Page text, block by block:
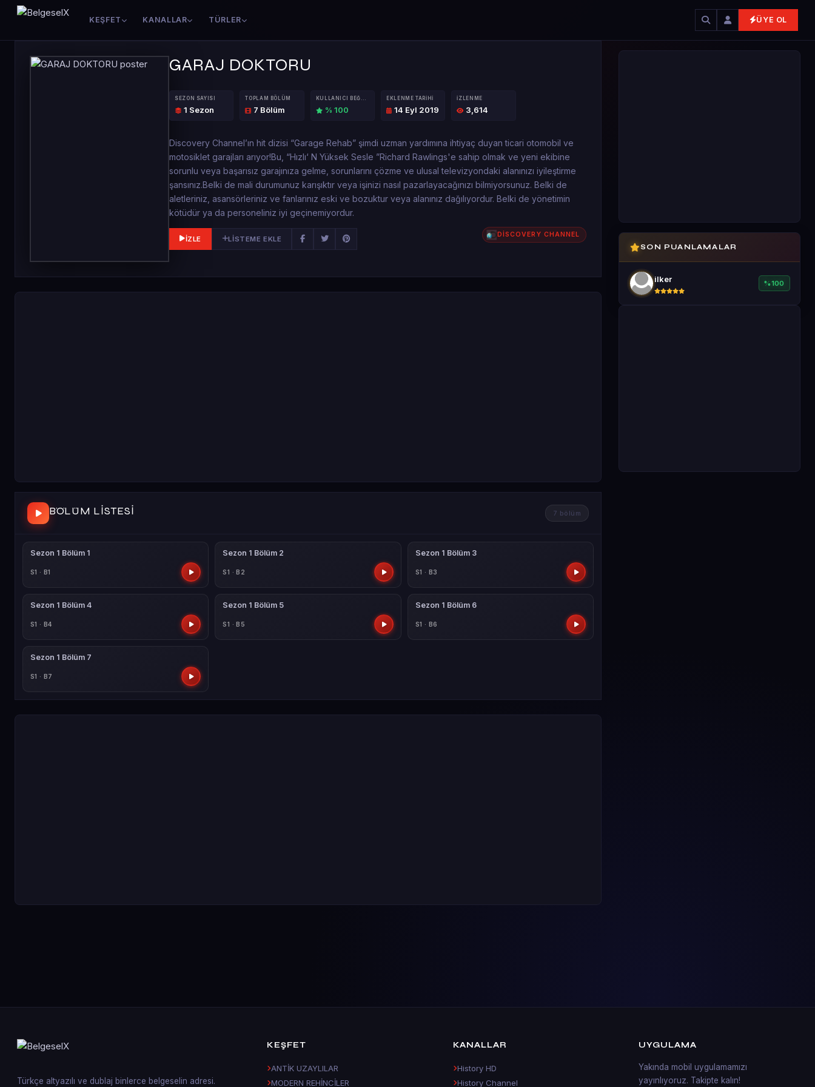
KEŞFET KANALLAR TÜRLER ÜYE OL
GARAJ DOKTORU
SEZON SAYISI
1 Sezon
TOPLAM BÖLÜM
7 Bölüm
KULLANICI BEĞENISI
% 100
EKLENME TARIHI
14 Eyl 2019
İZLENME
3,614
Discovery Channel’ın hit dizisi “Garage Rehab” şimdi uzman yardımına ihtiyaç duyan ticari otomobil ve
motosiklet garajları arıyor!Bu, “Hızlı‘ N Yüksek Sesle ”Richard Rawlings'e sahip olmak ve yeni ekibine
sorunlu veya başarısız garajınıza gelme, sorunlarını çözme ve ulusal televizyondaki alanınızı iyileştirme
şansınız.Belki de mali durumunuz karışıktır veya işinizi nasıl pazarlayacağınızı bilmiyorsunuz. Belki de
aletleriniz, asansörleriniz ve fanlarınız eski ve bozuktur veya alanınız dağılıyordur. Belki de yönetimin
kötüdür ya da personeliniz iyi geçinemiyordur.
İZLE LISTEME EKLE DİSCOVERY CHANNEL
BÖLÜM LISTESI 7 bölüm
Sezon 1 Bölüm 1
S1 · B1
Sezon 1 Bölüm 2
S1 · B2
Sezon 1 Bölüm 3
S1 · B3
Sezon 1 Bölüm 4
S1 · B4
Sezon 1 Bölüm 5
S1 · B5
Sezon 1 Bölüm 6
S1 · B6
Sezon 1 Bölüm 7
S1 · B7
SON PUANLAMALAR
ilker %100
Türkçe altyazılı ve dublaj binlerce belgeselin adresi.
KEŞFET
ANTİK UZAYLILAR
MODERN REHİNCİLER
KANALLAR
History HD
History Channel
UYGULAMA
Yakında mobil uygulamamızı
yayınlıyoruz. Takipte kalın!